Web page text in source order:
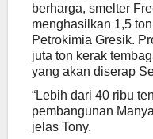
berharga, smelter
menghasilkan 1,5
Petrokimia Gresik.
juta ton kerak
yang akan diserap
“Lebih dari 40 ribu
pembangunan
jelas Tony.